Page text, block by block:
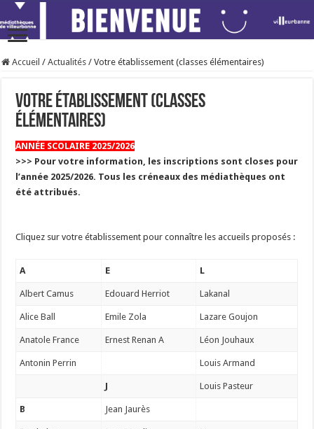
Accueil / Actualités / Votre établissement (classes élémentaires)
Votre établissement (classes
élémentaires)
ANNÉE SCOLAIRE 2025/2026
>>> Pour votre information, les inscriptions sont closes pour
l’année 2025/2026. Tous les créneaux des médiathèques ont
été attribués.
Cliquez sur votre établissement pour connaître les accueils proposés :
A E L
Albert Camus Edouard Herriot Lakanal
Alice Ball Emile Zola Lazare Goujon
Anatole France Ernest Renan A Léon Jouhaux
Antonin Perrin Louis Armand
J Louis Pasteur
B Jean Jaurès